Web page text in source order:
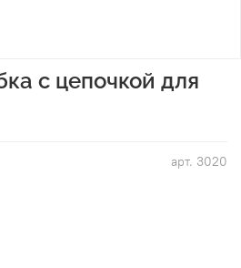
арт. 3020
с цепочкой для